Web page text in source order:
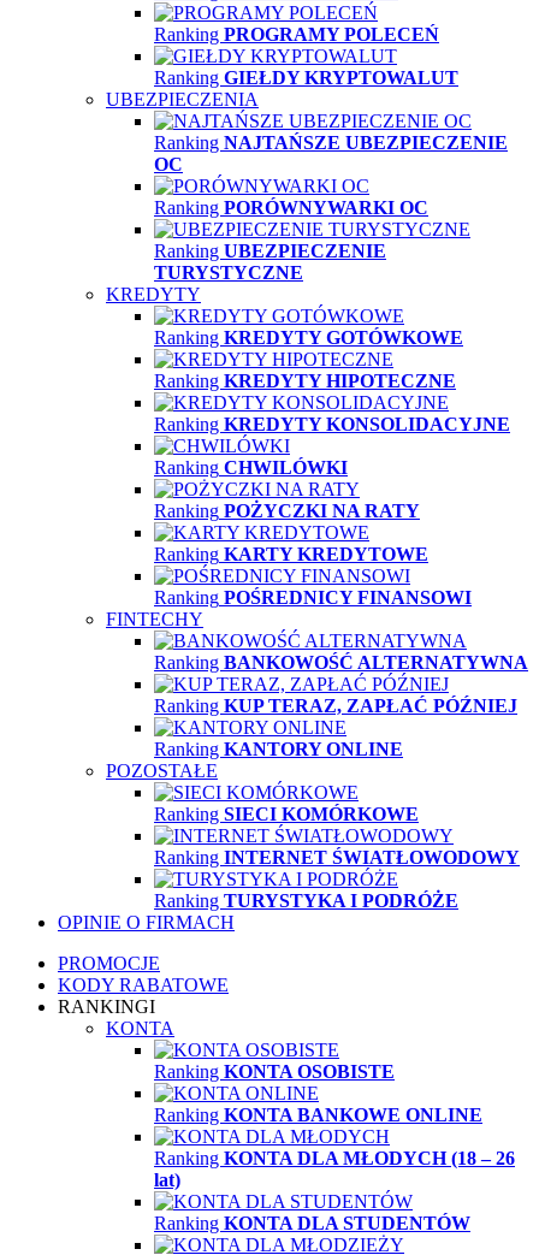
Ranking PROGRAMY POLECEŃ
Ranking GIEŁDY KRYPTOWALUT
UBEZPIECZENIA
Ranking NAJTAŃSZE UBEZPIECZENIE
OC
Ranking PORÓWNYWARKI OC
Ranking UBEZPIECZENIE
TURYSTYCZNE
KREDYTY
Ranking KREDYTY GOTÓWKOWE
Ranking KREDYTY HIPOTECZNE
Ranking KREDYTY KONSOLIDACYJNE
Ranking CHWILÓWKI
Ranking POŻYCZKI NA RATY
Ranking KARTY KREDYTOWE
Ranking POŚREDNICY FINANSOWI
FINTECHY
Ranking BANKOWOŚĆ ALTERNATYWNA
Ranking KUP TERAZ, ZAPŁAĆ PÓŹNIEJ
Ranking KANTORY ONLINE
POZOSTAŁE
Ranking SIECI KOMÓRKOWE
Ranking INTERNET ŚWIATŁOWODOWY
Ranking TURYSTYKA I PODRÓŻE
OPINIE O FIRMACH
PROMOCJE
KODY RABATOWE
RANKINGI
KONTA
Ranking KONTA OSOBISTE
Ranking KONTA BANKOWE ONLINE
Ranking KONTA DLA MŁODYCH (18 – 26
lat)
Ranking KONTA DLA STUDENTÓW